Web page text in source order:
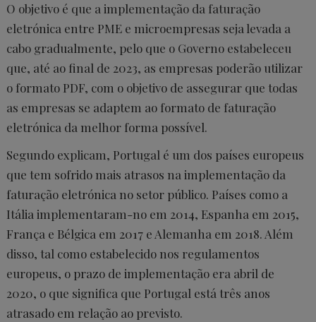
O objetivo é que a implementação da faturação
eletrónica entre PME e microempresas seja levada a
cabo gradualmente, pelo que o Governo estabeleceu
que, até ao final de 2023, as empresas poderão utilizar
o formato PDF, com o objetivo de assegurar que todas
as empresas se adaptem ao formato de faturação
eletrónica da melhor forma possível.
Segundo explicam, Portugal é um dos países europeus
que tem sofrido mais atrasos na implementação da
faturação eletrónica no setor público. Países como a
Itália implementaram-no em 2014, Espanha em 2015,
França e Bélgica em 2017 e Alemanha em 2018. Além
disso, tal como estabelecido nos regulamentos
europeus, o prazo de implementação era abril de
2020, o que significa que Portugal está três anos
atrasado em relação ao previsto.